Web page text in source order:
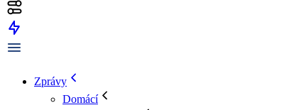
Zprávy
Domácí